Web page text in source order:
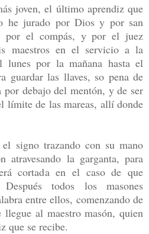
joven, el último aprendiz que
he jurado por Dios y por san
por el compás, y por el juez
maestros en el servicio a la
lunes por la mañana hasta el
guardar las llaves, so pena de
por debajo del mentón, y de ser
límite de las mareas, allí donde
signo trazando con su mano
la garganta, para
cortada en el caso de que
todos los masones
entre ellos, comenzando de
al maestro masón, quien
que se recibe.